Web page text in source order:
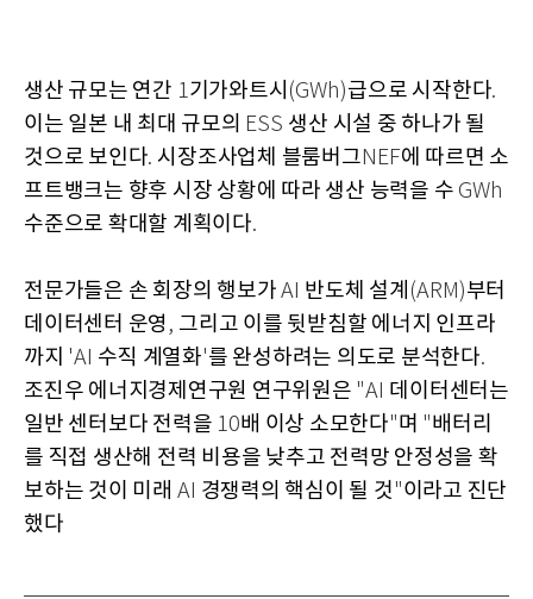
생산 규모는 연간 1기가와트시 (GWh)급으로 시작한다.
이는 일본 내 최대 규모의 ESS 생산 시설 중 하나가 될
것으로 보인다.시장조사업체 블룸버그 NEF에 따르면 소
프트뱅크는 향후 시장 상황에 따라 생산 능력을 수 GWh
수준으로 확대할 계획이다.
전문가들은 손 회장의 행보가 AI 반도체 설계 (ARM)부터
데이터센터 운영 , 그리고 이를 뒷받침할 에너지 인프라
까지 'AI 수직 계열화'를 완성하려는 의도로 분석한다.
조진우 에너지경제연구원 연구위원은 "AI 데이터센터는
일반 센터보다 전력을 10배 이상 소모한다"며 "배터리
를 직접 생산해 전력 비용을 낮추고 전력망 안정성을 확
보하는 것이 미래 AI 경쟁력의 핵심이 될 것"이라고 진단
했다